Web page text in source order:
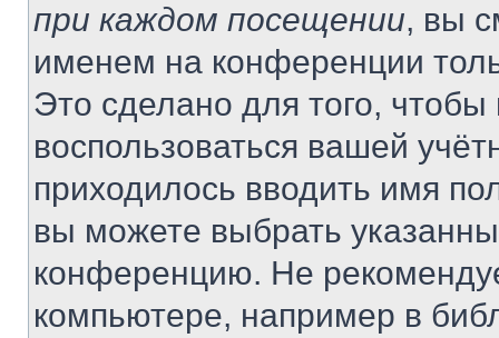
при каждом посещении, вы
именем на конференции
Это сделано для того, чтобы
воспользоваться вашей
приходилось вводить имя
вы можете выбрать
конференцию. Не
компьютере, например в